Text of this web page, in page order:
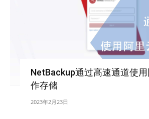
NetBackup通过高速通道使用
作存储
2023年2月23日